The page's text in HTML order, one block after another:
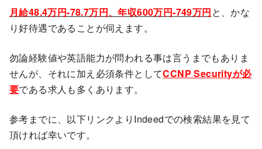
月給48.4万円-78.7万円、年収600万円-749万円と、かな
り好待遇であることが伺えます。
勿論経験値や英語能力が問われる事は言うまでもありま
せんが、それに加え必須条件としてCCNP Securityが必
要である求人も多くあります。
参考までに、以下リンクよりIndeedでの検索結果を見て
頂ければ幸いです。